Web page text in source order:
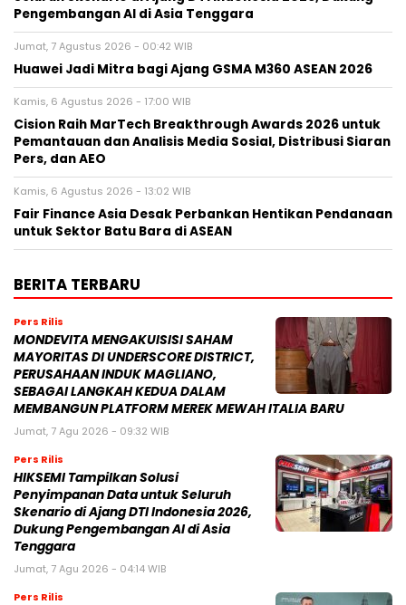
Pengembangan AI di Asia Tenggara
Jumat, 7 Agustus 2026 - 00:42 WIB
Huawei Jadi Mitra bagi Ajang GSMA M360 ASEAN 2026
Kamis, 6 Agustus 2026 - 17:00 WIB
Cision Raih MarTech Breakthrough Awards 2026 untuk
Pemantauan dan Analisis Media Sosial, Distribusi Siaran
Pers, dan AEO
Kamis, 6 Agustus 2026 - 13:02 WIB
Fair Finance Asia Desak Perbankan Hentikan Pendanaan
untuk Sektor Batu Bara di ASEAN
BERITA TERBARU
Pers Rilis
MONDEVITA MENGAKUISISI SAHAM
MAYORITAS DI UNDERSCORE DISTRICT,
PERUSAHAAN INDUK MAGLIANO,
SEBAGAI LANGKAH KEDUA DALAM
MEMBANGUN PLATFORM MEREK MEWAH ITALIA BARU
Jumat, 7 Agu 2026 - 09:32 WIB
Pers Rilis
HIKSEMI Tampilkan Solusi
Penyimpanan Data untuk Seluruh
Skenario di Ajang DTI Indonesia 2026,
Dukung Pengembangan AI di Asia
Tenggara
Jumat, 7 Agu 2026 - 04:14 WIB
Pers Rilis